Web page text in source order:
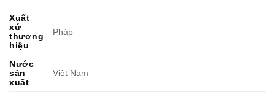
Xuất
xứ
thương
hiệu
Pháp
Nước
sản
xuất
Việt Nam